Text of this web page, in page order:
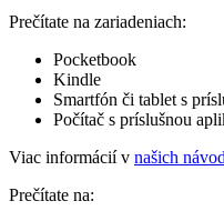
Prečítate na zariadeniach:
Pocketbook
Kindle
Smartfón či tablet s
Počítač s príslušnou
Viac informácií v našich
Prečítate na: